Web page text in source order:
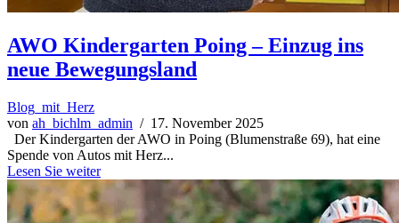
AWO Kindergarten Poing – Einzug ins
neue Bewegungsland
Blog_mit_Herz
von ah_bichlm_admin / 17. November 2025
Der Kindergarten der AWO in Poing (Blumenstraße 69), hat eine
Spende von Autos mit Herz...
Lesen Sie weiter